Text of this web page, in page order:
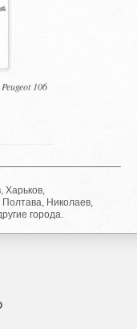
106
Харьков,
Николаев,
города.